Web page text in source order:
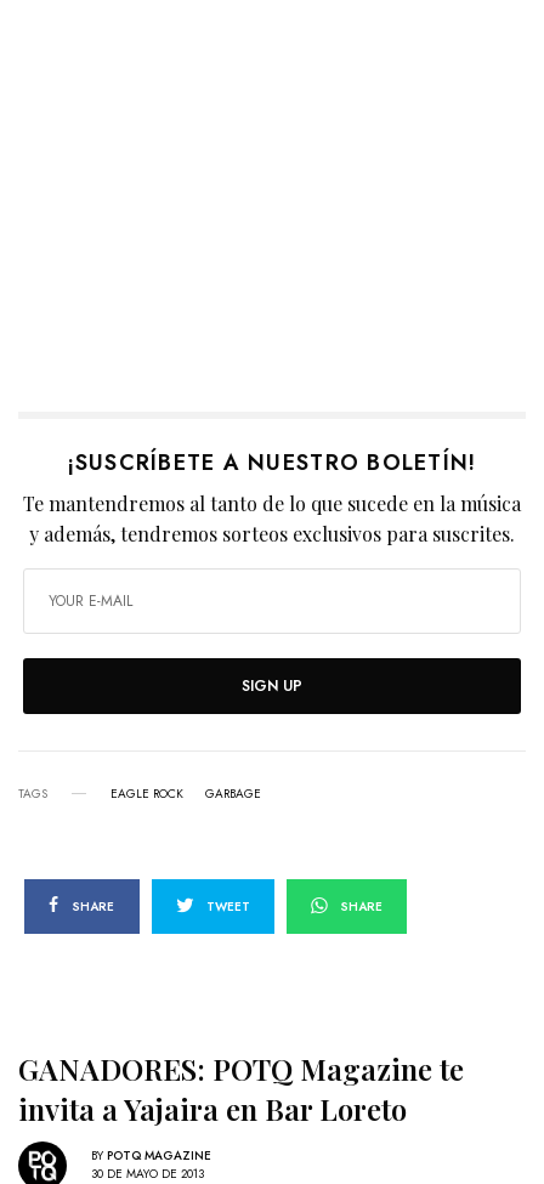
¡SUSCRÍBETE A NUESTRO BOLETÍN!
Te mantendremos al tanto de lo que sucede en la música
y además, tendremos sorteos exclusivos para suscrites.
SIGN UP
TAGS EAGLE ROCK GARBAGE
SHARE TWEET SHARE
GANADORES: POTQ Magazine te
invita a Yajaira en Bar Loreto
BY POTQ MAGAZINE
30 DE MAYO DE 2013